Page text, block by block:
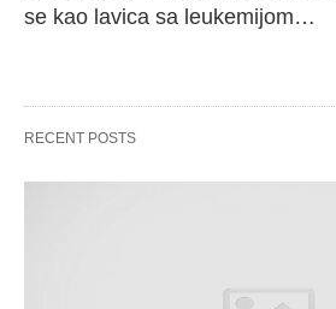
se kao lavica sa leukemijom…
RECENT POSTS